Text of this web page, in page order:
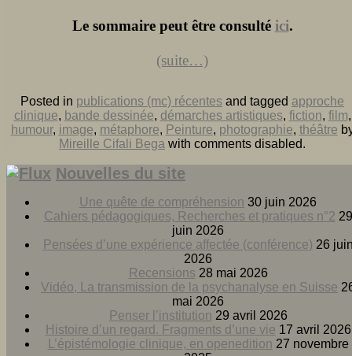
Le sommaire peut être consulté ici.
(suite…)
Posted in publications (mc) récentes and tagged approche
clinique, bande dessinée, démarches artistiques, fiction, film,
humour, image, métaphore, Peinture, photographie, théâtre
Mireille Cifali Bega with comments disabled.
Nouvelles du site
Une quête de compréhension 30 juin 2026
Cahiers pédagogiques, Recherches et pratiques n°2 29
juin 2026
Pensées d’une expérience affectée (conférence) 26
2026
Recensions 28 mai 2026
Vidéo, La transmission de la psychanalyse en Suisse
mai 2026
Penser l’institution 29 avril 2026
Histoire d’un regard. Fragments d’une vie 17 avril 2026
L’épistémologie clinique, en openedition 27 novembre